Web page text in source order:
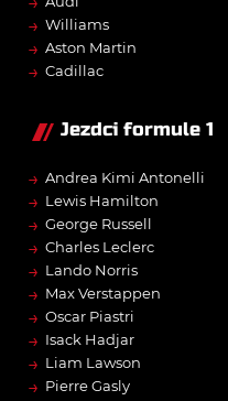
→ Williams
→ Aston Martin
→ Cadillac
Jezdci formule 1
→ Andrea Kimi Antonelli
→ Lewis Hamilton
→ George Russell
→ Charles Leclerc
→ Lando Norris
→ Max Verstappen
→ Oscar Piastri
→ Isack Hadjar
→ Liam Lawson
→ Pierre Gasly